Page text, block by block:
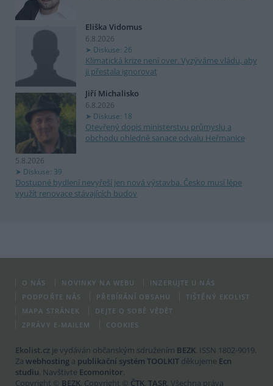
Eliška Vidomus
6.8.2026
Diskuse: 26
Klimatická krize není over. Vyzýváme vládu, aby
ji přestala ignorovat
Jiří Michalisko
6.8.2026
Diskuse: 18
Otevřený dopis ministerstvu průmyslu a
obchodu ohledně sanace odvalu Heřmanice
5.8.2026
Diskuse: 39
Dostupné bydlení nevyřeší jen nová výstavba. Česko musí lépe
využít renovace stávajících budov
O NÁS NOVINKY NA WEBU
INZERUJTE U NÁS
PODPOŘTE NÁS
PŘEBÍRÁNÍ OBSAHU
TIŠTĚNÝ EKOLIST
MAPA STRÁNEK
DEJTE O SOBĚ VĚDĚT
ZPRÁVY E-MAILEM
COOKIES
Ekolist.cz je vydáván občanským sdružením BEZK. ISSN 1802-9019.
Za webhosting a publikační systém TOOLKIT děkujeme Ecn
studiu. Navštivte Ecomonitor.
Copyright © BEZK. Copyright © ČTK, TASR. Všechna práva